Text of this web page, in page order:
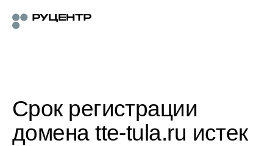
Срок регистрации
домена tte-tula.ru истек